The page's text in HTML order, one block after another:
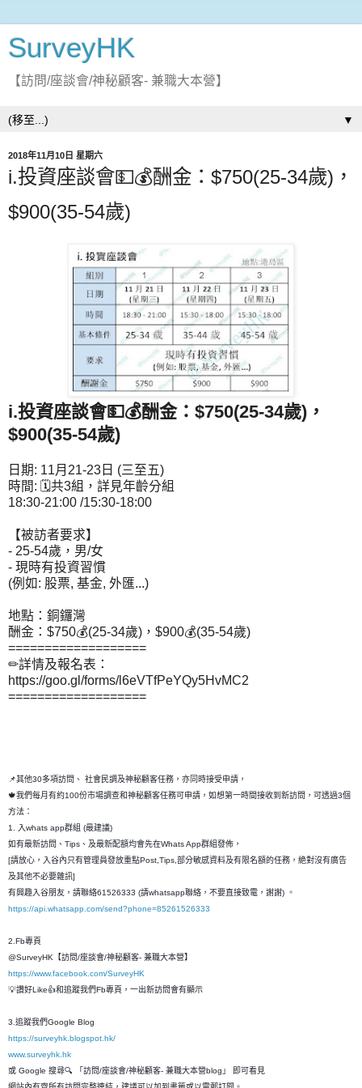
SurveyHK
【訪問/座談會/神秘顧客- 兼職大本營】
▼
2018年11月10日 星期六
i.投資座談會💵💰酬金：$750(25-34歲)，
$900(35-54歲)
i.投資座談會💵💰酬金：$750(25-34歲)，
$900(35-54歲)
日期: 11月21-23日 (三至五)
時間: 🗓共3組，詳見年齡分組
18:30-21:00 /15:30-18:00
【被訪者要求】
- 25-54歲，男/女
- 現時有投資習慣
(例如: 股票, 基金, 外匯...)
地點：銅鑼灣
酬金：$750💰(25-34歲)，$900💰(35-54歲)
===================
✏詳情及報名表：
https://goo.gl/forms/l6eVTfPeYQy5HvMC2
===================
📌其他30多項訪問、 社會民調及神秘顧客任務，亦同時接受申請，
🍁我們每月有約100份市場調查和神秘顧客任務可申請，如想第一時間接收到新訪問，可透過3個
方法：
1. 入whats app群組 (最建議)
如有最新訪問、Tips、及最新配額均會先在Whats App群組發佈，
[請放心，入谷內只有管理員發放重點Post,Tips,部分敏感資料及有限名額的任務，絶對沒有廣告
及其他不必要雜訊]
有興趣入谷朋友，請聯絡61526333 (請whatsapp聯絡，不要直接致電，謝謝) 。
https://api.whatsapp.com/send?phone=85261526333
2.Fb專頁
@SurveyHK【訪問/座談會/神秘顧客- 兼職大本營】
https://www.facebook.com/SurveyHK
💡讚好Like👍和追蹤我們Fb專頁，一出新訪問會有顯示
3.追蹤我們Google Blog
https://surveyhk.blogspot.hk/
www.surveyhk.hk
或 Google 搜尋🔍 「訪問/座談會/神秘顧客- 兼職大本營blog」 即可看見